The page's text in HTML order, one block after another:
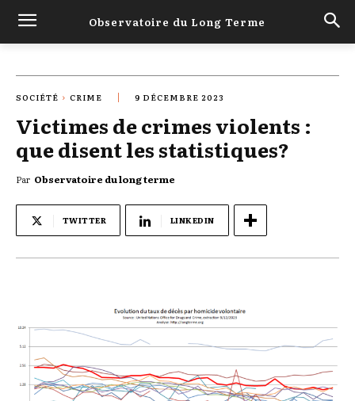
Observatoire du Long Terme
SOCIÉTÉ CRIME 9 DÉCEMBRE 2023
Victimes de crimes violents :
que disent les statistiques?
Par Observatoire du long terme
TWITTER LINKEDIN